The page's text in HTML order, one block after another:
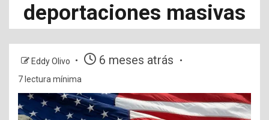
deportaciones masivas
Eddy Olivo 6 meses atrás
7 lectura mínima